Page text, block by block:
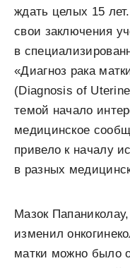
ждать целых 15
свои заключения
в
«Диагноз рака
(Diagnosis of
темой начало
медицинское
привело к началу
в разных
Мазок
изменил
матки можно было